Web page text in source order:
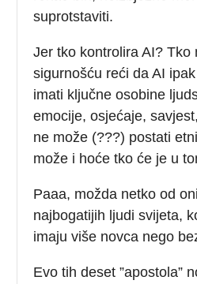
suprotstaviti.
Jer tko kontrolira AI? Tko
sigurnošću reći da AI
imati ključne osobine
emocije, osjećaje,
ne može (???) postati
može i hoće tko će je u
Paaa, možda netko od
najbogatijih ljudi svijeta,
imaju više novca nego
Evo tih deset ”apostola”